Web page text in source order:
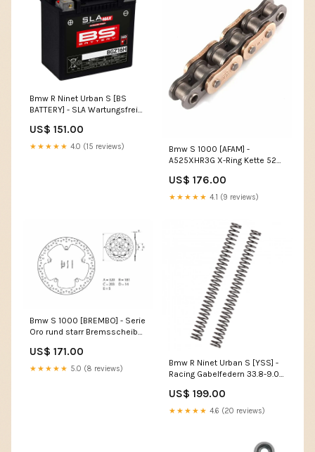
Bmw R Ninet Urban S [BS
BATTERY] - SLA Wartungsfreie
BGZ16H KTM 990
SUPERMOTO T
US$ 151.00
★★★★★ 4.0 (15 reviews)
Bmw S 1000 [AFAM] -
A525XHR3G X-Ring Kette 525
US$ 176.00
★★★★★ 4.1 (9 reviews)
Bmw S 1000 [BREMBO] - Serie
Oro rund starr Bremsscheibe
US$ 171.00
★★★★★ 5.0 (8 reviews)
Bmw R Ninet Urban S [YSS] -
Racing Gabelfedern 33.8-9.0-
US$ 199.00
★★★★★ 4.6 (20 reviews)